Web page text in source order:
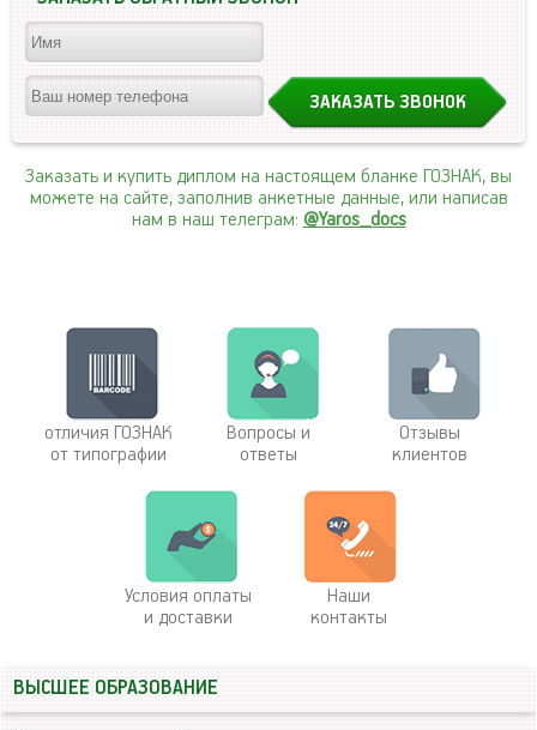
Заказать и купить диплом на настоящем бланке ГОЗНАК, вы
можете на сайте, заполнив анкетные данные, или написав
нам в наш телеграм: @Yaros_docs
отличия ГОЗНАК
от типографии
Вопросы и
ответы
Отзывы
клиентов
Условия оплаты
и доставки
Наши
контакты
ВЫСШЕЕ ОБРАЗОВАНИЕ